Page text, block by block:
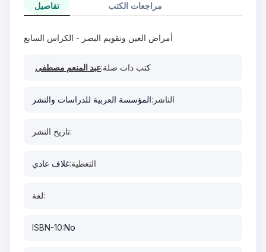
تفاصيل مراجعات الكتب
أمراض العين وتقويم البصر - الكراس السابع
كتب ذات صلة:عبد المنعم مصطفى
الناشر:المؤسسة العربية للدراسات والنشر
تاريخ النشر:
التغطية:غلاف عادي
لغة:
ISBN-10:No